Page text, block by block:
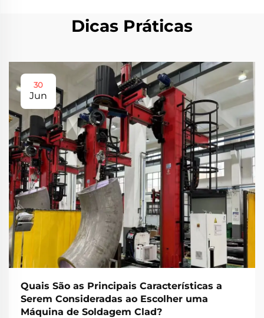
Dicas Práticas
30
Jun
Quais São as Principais Características a
Serem Consideradas ao Escolher uma
Máquina de Soldagem Clad?